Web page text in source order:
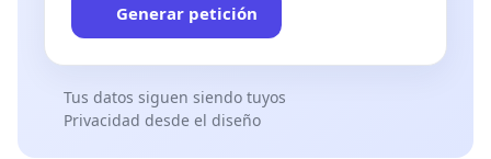
Generar petición
Tus datos siguen siendo tuyos
Privacidad desde el diseño